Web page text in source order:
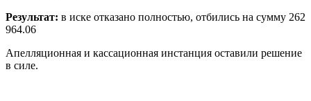
Результат: в иске отказано полностью, отбились на сумму 262
964.06
Апелляционная и кассационная инстанция оставили решение
в силе.